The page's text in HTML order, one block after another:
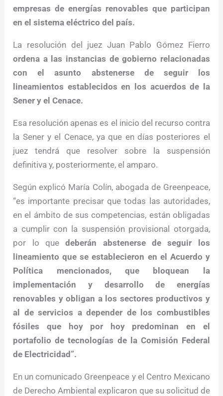
empresas de energías renovables que participan
en el sistema eléctrico del país.
La resolución del juez Juan Pablo Gómez Fierro
ordena a las instancias de gobierno relacionadas
con el asunto abstenerse de seguir los
lineamientos establecidos en los acuerdos de la
Sener y el Cenace.
Esa resolución apenas es el inicio del recurso contra
la Sener y el Cenace, ya que en días posteriores el
juez tendrá que resolver sobre la suspensión
definitiva y, posteriormente, el amparo.
Según explicó María Colín, abogada de Greenpeace,
“es importante precisar que todas las autoridades,
en el ámbito de sus competencias, están obligadas
a cumplir con la suspensión provisional otorgada,
por lo quedeberán abstenerse de seguir los
lineamiento que se establecieron en el Acuerdo y
Política mencionados, que bloquean la
implementación y desarrollo de energías
renovables y obligan a los sectores productivos y
al de servicios a depender de los combustibles
fósiles que hoy por hoy predominan en el
portafolio de tecnologías de la Comisión Federal
de Electricidad”.
En un comunicado Greenpeace y el Centro Mexicano
de Derecho Ambiental explicaron que su solicitud de